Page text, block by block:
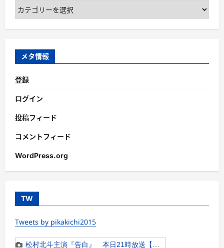
カ
テ
ゴ
ー
メタ情報
登録
ログイン
投稿フィード
コメントフィード
WordPress.org
TW
Tweets by pikakichi2015